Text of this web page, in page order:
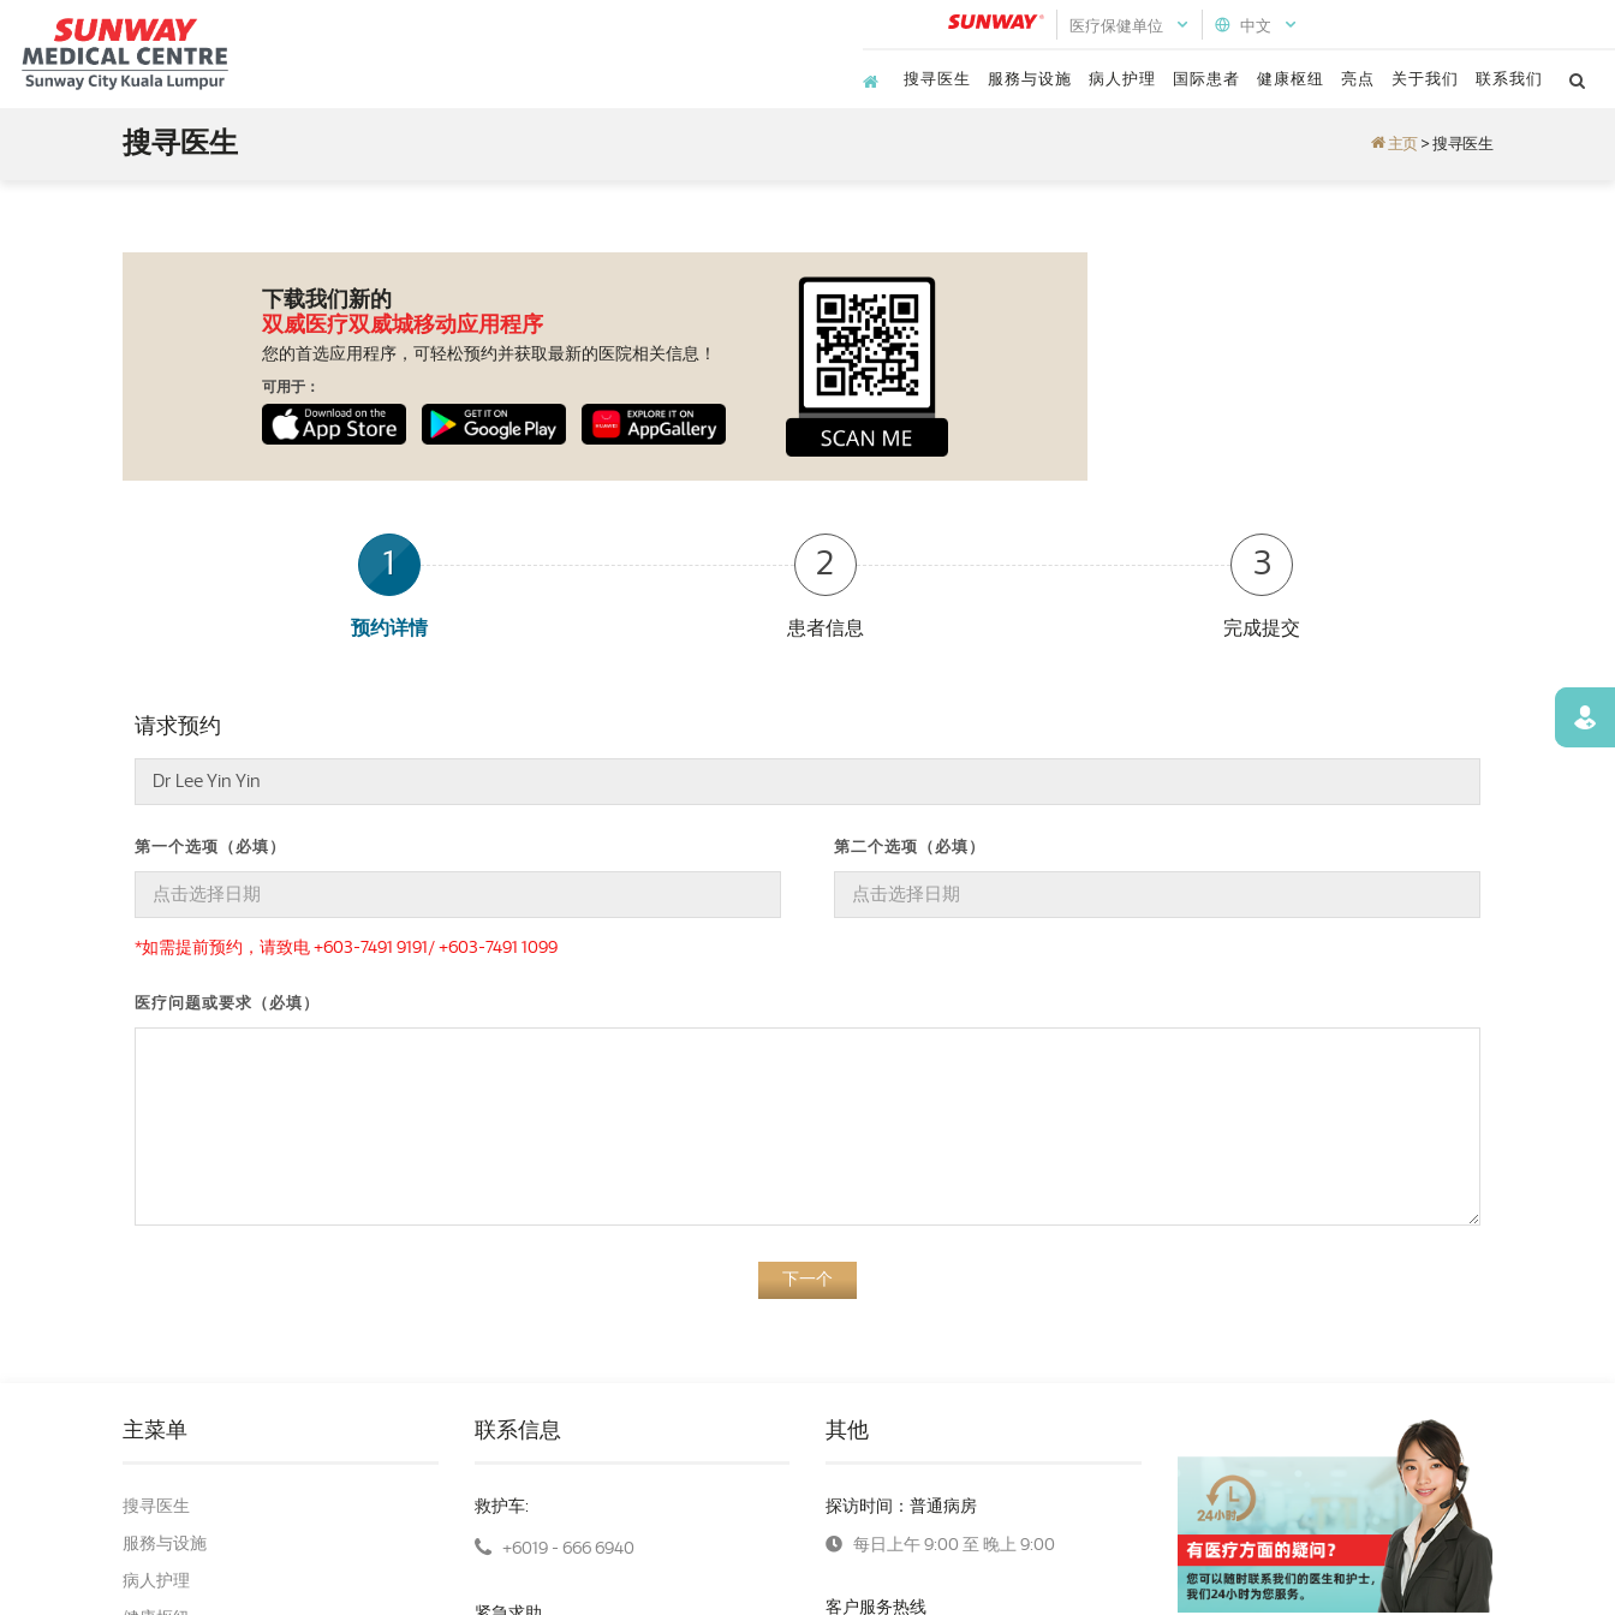
中文
医疗保健单位
搜寻医生 服務与设施 病人护理 国际患者 健康枢纽 亮点 关于我们 联系我们
搜寻医生 主页 >搜寻医生
下载我们新的
双威医疗双威城移动应用程序
您的首选应用程序，可轻松预约并获取最新的医院相关信息！
可用于：
1
预约详情
2
患者信息
3
完成提交
请求预约
第一个选项（必填） 第二个选项（必填）
*如需提前预约，请致电 +603-7491 9191/ +603-7491 1099
医疗问题或要求（必填）
下一个
主菜单
搜寻医生
服務与设施
病人护理
联系信息
救护车:
+6019 - 666 6940
其他
探访时间：普通病房
每日上午 9:00 至 晚上 9:00
客户服务热线
寻